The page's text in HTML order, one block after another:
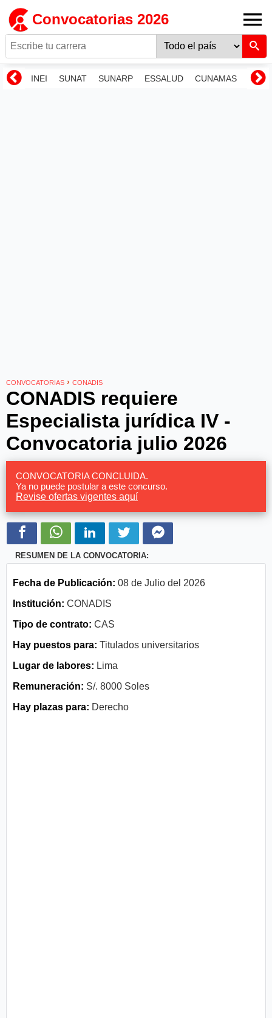
Convocatorias 2026
INEI SUNAT SUNARP ESSALUD CUNAMAS
CONVOCATORIAS › CONADIS
CONADIS requiere
Especialista jurídica IV -
Convocatoria julio 2026
CONVOCATORIA CONCLUIDA.
Ya no puede postular a este concurso.
Revise ofertas vigentes aquí
RESUMEN DE LA CONVOCATORIA:
Fecha de Publicación: 08 de Julio del 2026
Institución: CONADIS
Tipo de contrato: CAS
Hay puestos para: Titulados universitarios
Lugar de labores: Lima
Remuneración: S/. 8000 Soles
Hay plazas para: Derecho